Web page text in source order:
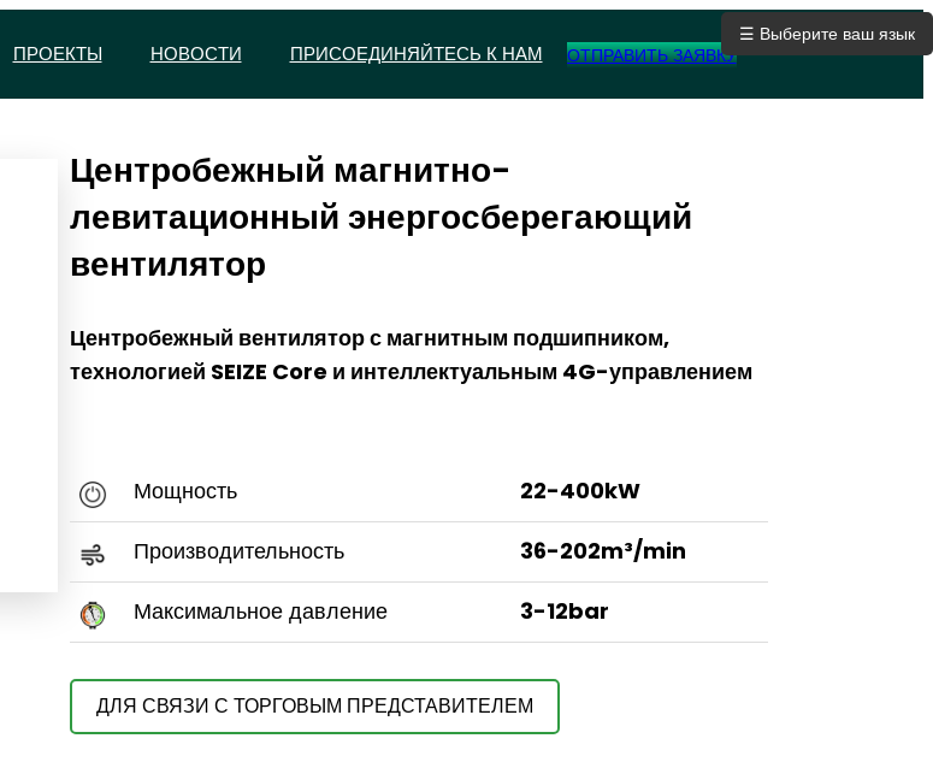
ПРОЕКТЫ НОВОСТИ ПРИСОЕДИНЯЙТЕСЬ К НАМ ОТПРАВИТЬ ЗАЯВКУ
☰ Выберите ваш язык
Центробежный магнитно-
левитационный энергосберегающий
вентилятор
Центробежный вентилятор с магнитным подшипником,
технологией SEIZE Core и интеллектуальным 4G-управлением
Мощность
22-400kW
Производительность
36-202m³/min
Максимальное давление
3-12bar
ДЛЯ СВЯЗИ С ТОРГОВЫМ ПРЕДСТАВИТЕЛЕМ